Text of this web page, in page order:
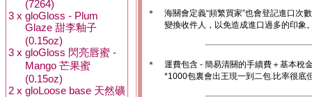
(7264)
3 x gloGloss - Plum
Glaze 甜李釉子
(0.15oz)
3 x gloGloss 閃亮唇蜜 -
Mango 芒果蜜
(0.15oz)
2 x gloLoose base 天然礦
＊
海關會定義“頻繁買家”也會登記進口次
變換收件人，以免造成進口過多的印象
＊
運費包含 - 簡易清關的手續費＋基本稅
*1000包裏會出王現一到二包.比率很底